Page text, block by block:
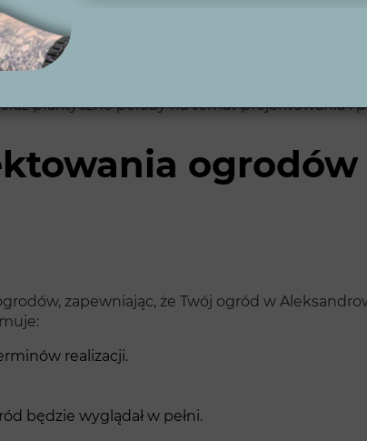
usług.
znacząco ułatwiają utrzymanie przestrzeni.
praktyczne porady na temat projektowania i
zapewniając, że Twój ogród w
realizacji.
będzie wyglądał w pełni.